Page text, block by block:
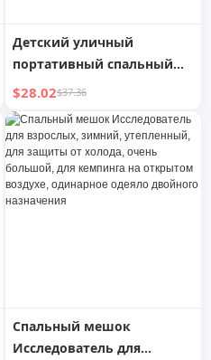
Детский уличный
портативный спальный
мешок NH с разрезами
для общежития, защитой
от пинков
$28.02$37.36
Спальный мешок
Исследователь для